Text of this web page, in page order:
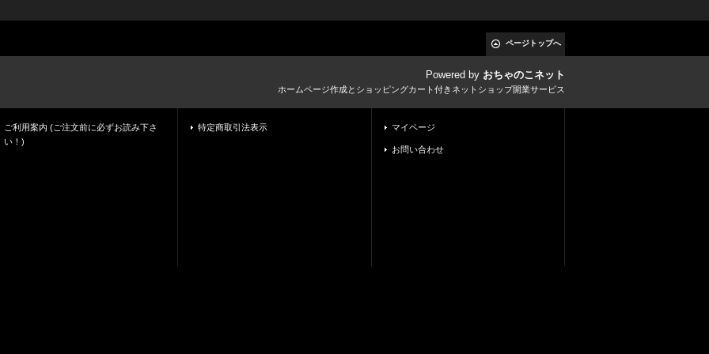
ページトップへ
Powered by おちゃのこネット
ホームページ作成とショッピングカート付きネットショップ開業サービス
ご利用案内 (ご注文前に必ずお読み下さ
い！)
特定商取引法表示 マイページ
お問い合わせ